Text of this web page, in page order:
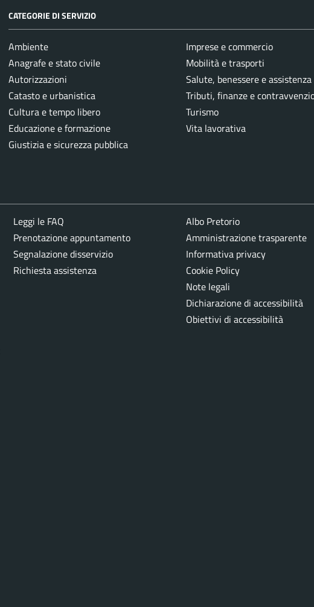
CATEGORIE DI SERVIZIO
Ambiente
Anagrafe e stato civile
Autorizzazioni
Catasto e urbanistica
Cultura e tempo libero
Educazione e formazione
Giustizia e sicurezza pubblica
Imprese e commercio
Mobilità e trasporti
Salute, benessere e assistenza
Tributi, finanze e
Turismo
Vita lavorativa
Leggi le FAQ
Prenotazione appuntamento
Segnalazione disservizio
Richiesta assistenza
Albo Pretorio
Amministrazione trasparente
Informativa privacy
Cookie Policy
Note legali
Dichiarazione di accessibilità
Obiettivi di accessibilità